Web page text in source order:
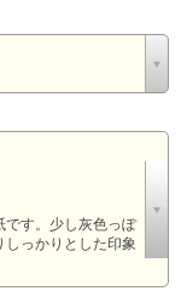
す。少し灰色っぽ
っかりとした印象